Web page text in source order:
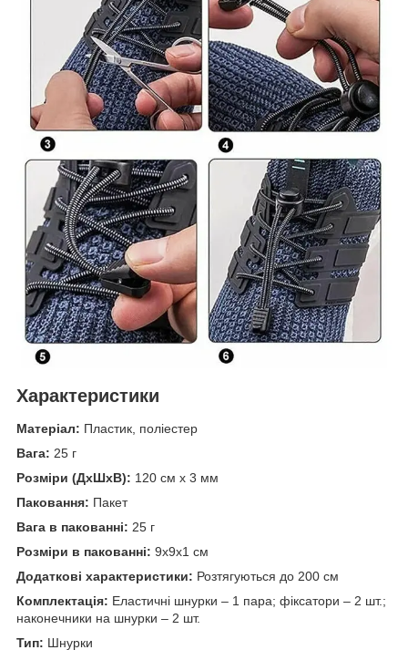
Характеристики
Матеріал: Пластик, поліестер
Вага: 25 г
Розміри (ДхШхВ): 120 см х 3 мм
Паковання: Пакет
Вага в пакованні: 25 г
Розміри в пакованні: 9х9х1 см
Додаткові характеристики: Розтягуються до 200 см
Комплектація: Еластичні шнурки – 1 пара; фіксатори – 2 шт.;
наконечники на шнурки – 2 шт.
Тип: Шнурки